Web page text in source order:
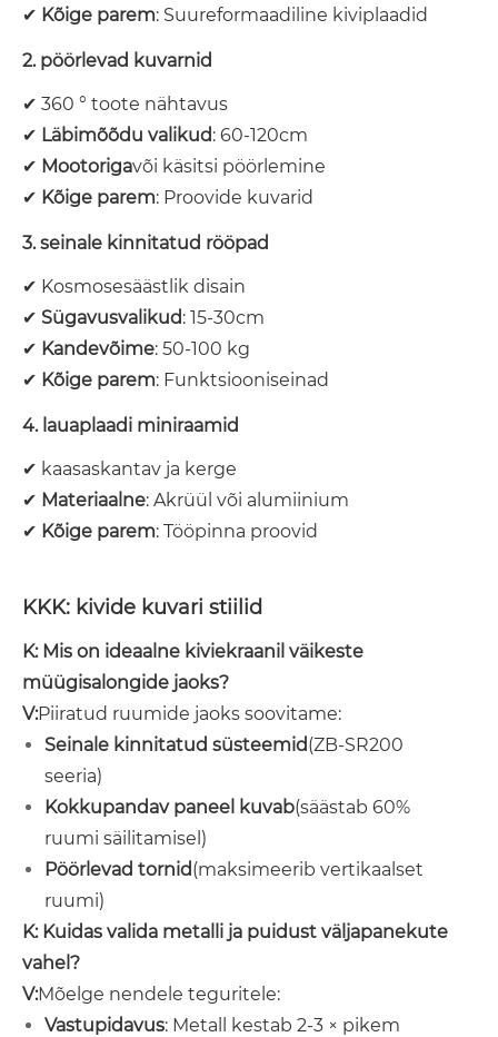
✔ Kõige parem: Suureformaadiline kiviplaadid
2. pöörlevad kuvarnid
✔ 360 ° toote nähtavus
✔ Läbimõõdu valikud: 60-120cm
✔ Mootorigavõi käsitsi pöörlemine
✔ Kõige parem: Proovide kuvarid
3. seinale kinnitatud rööpad
✔ Kosmosesäästlik disain
✔ Sügavusvalikud: 15-30cm
✔ Kandevõime: 50-100 kg
✔ Kõige parem: Funktsiooniseinad
4. lauaplaadi miniraamid
✔ kaasaskantav ja kerge
✔ Materiaalne: Akrüül või alumiinium
✔ Kõige parem: Tööpinna proovid
KKK: kivide kuvari stiilid
K: Mis on ideaalne kiviekraanil väikeste
müügisalongide jaoks?
V:Piiratud ruumide jaoks soovitame:
Seinale kinnitatud süsteemid(ZB-SR200
seeria)
Kokkupandav paneel kuvab(säästab 60%
ruumi säilitamisel)
Pöörlevad tornid(maksimeerib vertikaalset
ruumi)
K: Kuidas valida metalli ja puidust väljapanekute
vahel?
V:Mõelge nendele teguritele:
Vastupidavus: Metall kestab 2-3 × pikem